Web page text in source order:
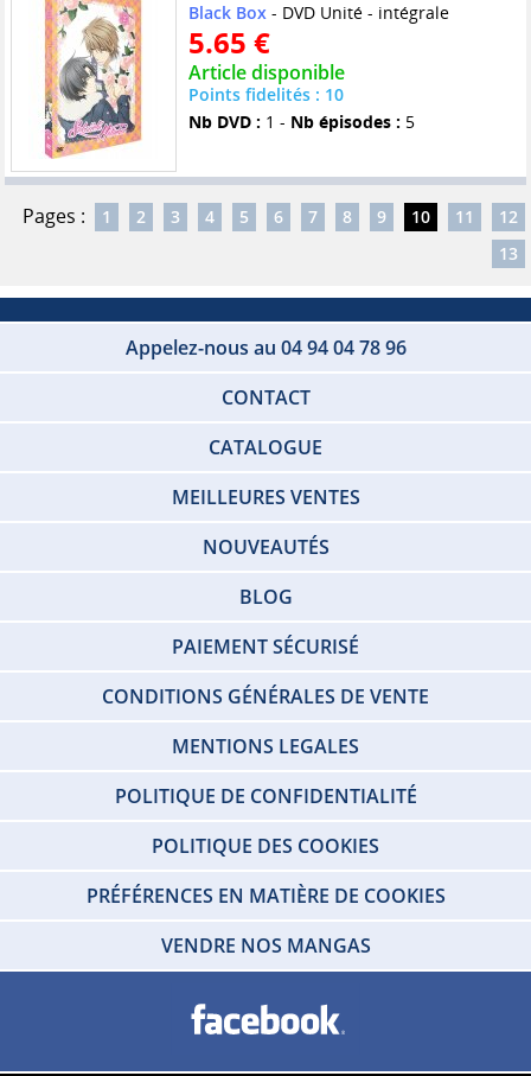
Black Box- DVD Unité - intégrale
5.65 €
Article disponible
Points fidelités : 10
Nb DVD : 1 - Nb épisodes : 5
Pages : 1 2 3 4 5 6 7 8 9 10 11
12
13
Appelez-nous au 04 94 04 78 96
CONTACT
CATALOGUE
MEILLEURES VENTES
NOUVEAUTÉS
BLOG
PAIEMENT SÉCURISÉ
CONDITIONS GÉNÉRALES DE VENTE
MENTIONS LEGALES
POLITIQUE DE CONFIDENTIALITÉ
POLITIQUE DES COOKIES
PRÉFÉRENCES EN MATIÈRE DE COOKIES
VENDRE NOS MANGAS